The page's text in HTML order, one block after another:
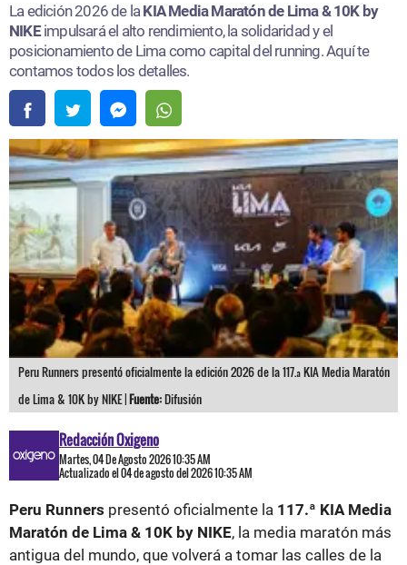
La edición 2026 de la KIA Media Maratón de Lima & 10K by
NIKEimpulsará el alto rendimiento, la solidaridad y el
posicionamiento de Lima como capital del running. Aquí te
contamos todos los detalles.
Peru Runners presentó oficialmente la edición 2026 de la 117.ª KIA Media Maratón
de Lima & 10K by NIKE |Fuente:Difusión
Redacción Oxigeno
Martes, 04 De Agosto 2026 10:35 AM
Actualizado el 04 de agosto del 2026 10:35 AM
Peru Runners presentó oficialmente la 117.ª KIA Media
Maratón de Lima & 10K by NIKE, la media maratón más
antigua del mundo, que volverá a tomar las calles de la